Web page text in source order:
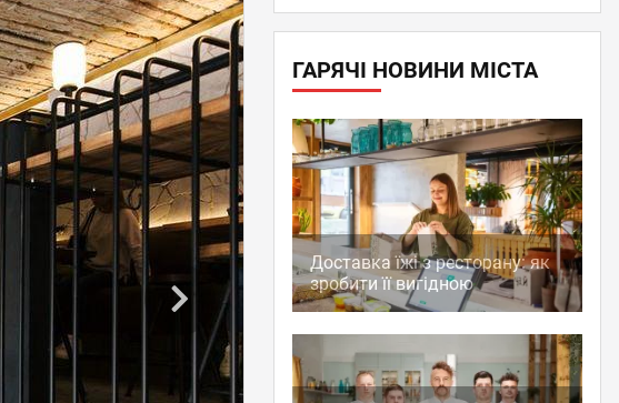
ГАРЯЧІ НОВИНИ МІСТА
Доставка їжі з ресторану: як
зробити її вигідною